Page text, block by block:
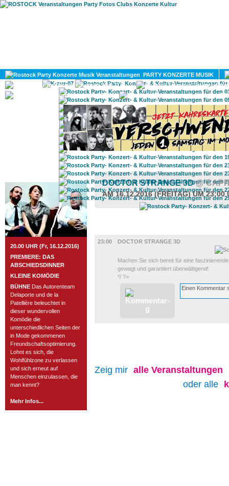
PARTY KONZERTE MUSIK
KULTUR
GAY
ROSTOCK TAGESTIPP
20.00 UHR (Fr, 16.12.2016)
PREMIERE: DAS
ABSCHIEDSDINNER
KLEINE KOMÖDIE
BÜHNE Das Autorenteam
Delaporte und de la
Patellière beleuchtet in
dieser wundervollen
Komödie die
unterschiedlichen Seiten der
in Mode gekommenen
Freundschaftsoptimierung.
Lohnt es sich, die
Wohlfühlzone zu verlassen
und sich erneut auf
Menschen einzulassen, die
man kennt?
Mehr Infos...
DOCTOR STRANGE 3D@
AM 16.12.2016 (FREITAG) UM 23:00
23:00
DOCTOR STRANGE 3D
Machen Sie sich bereit für eine
gewagt und garantiert überwältigend!
*/ ?>
Zeig mir alle Veranstaltungen
oder alle